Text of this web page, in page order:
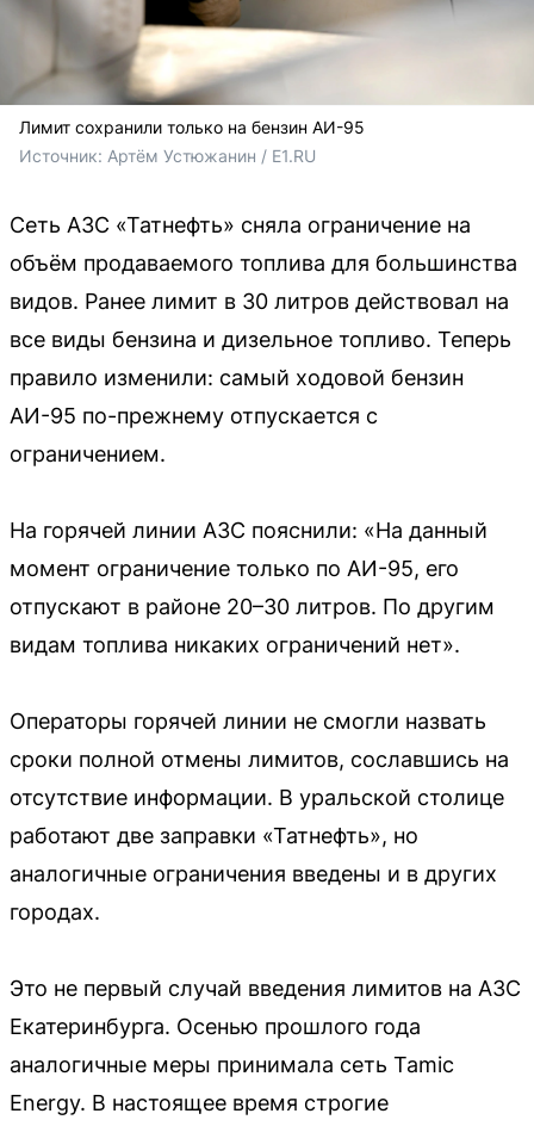
Лимит сохранили только на бензин АИ-95
Источник: Артём Устюжанин / E1.RU
Сеть АЗС «Татнефть» сняла ограничение на
объём продаваемого топлива для большинства
видов. Ранее лимит в 30 литров действовал на
все виды бензина и дизельное топливо. Теперь
правило изменили: самый ходовой бензин
АИ-95 по-прежнему отпускается с
ограничением.
На горячей линии АЗС пояснили: «На данный
момент ограничение только по АИ-95, его
отпускают в районе 20–30 литров. По другим
видам топлива никаких ограничений нет».
Операторы горячей линии не смогли назвать
сроки полной отмены лимитов, сославшись на
отсутствие информации. В уральской столице
работают две заправки «Татнефть», но
аналогичные ограничения введены и в других
городах.
Это не первый случай введения лимитов на АЗС
Екатеринбурга. Осенью прошлого года
аналогичные меры принимала сеть Tamic
Energy. В настоящее время строгие